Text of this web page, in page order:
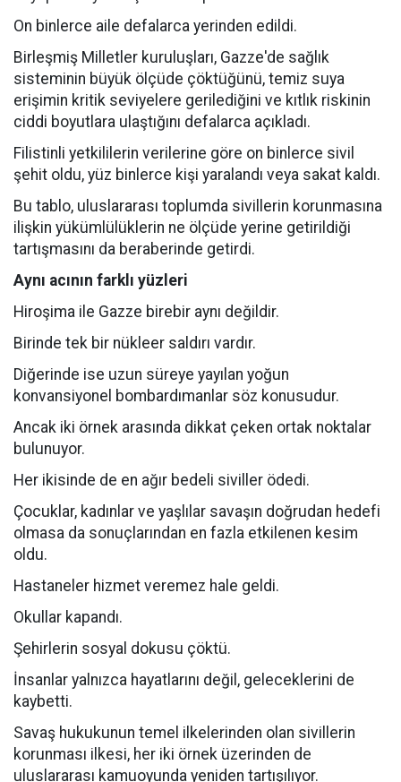
On binlerce aile defalarca yerinden edildi.
Birleşmiş Milletler kuruluşları, Gazze'de sağlık
sisteminin büyük ölçüde çöktüğünü, temiz suya
erişimin kritik seviyelere gerilediğini ve kıtlık riskinin
ciddi boyutlara ulaştığını defalarca açıkladı.
Filistinli yetkililerin verilerine göre on binlerce sivil
şehit oldu, yüz binlerce kişi yaralandı veya sakat kaldı.
Bu tablo, uluslararası toplumda sivillerin korunmasına
ilişkin yükümlülüklerin ne ölçüde yerine getirildiği
tartışmasını da beraberinde getirdi.
Aynı acının farklı yüzleri
Hiroşima ile Gazze birebir aynı değildir.
Birinde tek bir nükleer saldırı vardır.
Diğerinde ise uzun süreye yayılan yoğun
konvansiyonel bombardımanlar söz konusudur.
Ancak iki örnek arasında dikkat çeken ortak noktalar
bulunuyor.
Her ikisinde de en ağır bedeli siviller ödedi.
Çocuklar, kadınlar ve yaşlılar savaşın doğrudan hedefi
olmasa da sonuçlarından en fazla etkilenen kesim
oldu.
Hastaneler hizmet veremez hale geldi.
Okullar kapandı.
Şehirlerin sosyal dokusu çöktü.
İnsanlar yalnızca hayatlarını değil, geleceklerini de
kaybetti.
Savaş hukukunun temel ilkelerinden olan sivillerin
korunması ilkesi, her iki örnek üzerinden de
uluslararası kamuoyunda yeniden tartışılıyor.